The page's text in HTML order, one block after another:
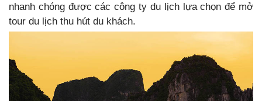
nhanh chóng được các công ty du lịch lựa chọn để mở
tour du lịch thu hút du khách.